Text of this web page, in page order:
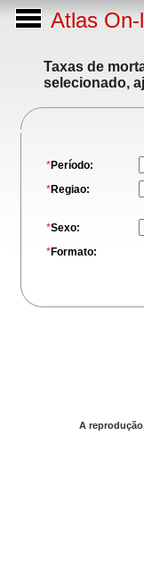
Atlas
Taxas de
selecionado,
*Período:
*Regiao:
*Sexo:
*Formato:
A